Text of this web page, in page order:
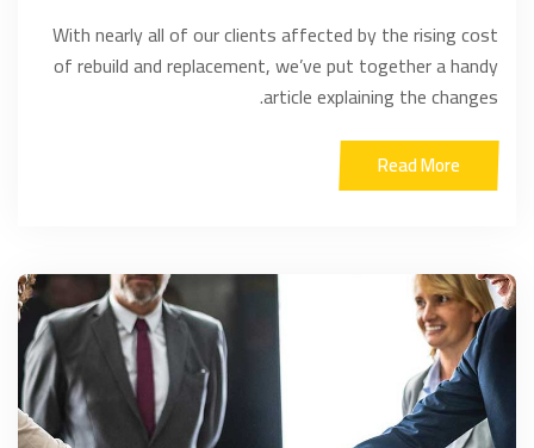
With nearly all of our clients affected by the rising cost
of rebuild and replacement, we’ve put together a handy
article explaining the changes.
Read More